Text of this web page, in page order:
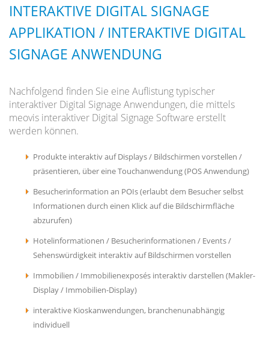
INTERAKTIVE DIGITAL SIGNAGE
APPLIKATION / INTERAKTIVE DIGITAL
SIGNAGE ANWENDUNG
Nachfolgend finden Sie eine Auflistung typischer
interaktiver Digital Signage Anwendungen, die mittels
meovis interaktiver Digital Signage Software erstellt
werden können.
Produkte interaktiv auf Displays / Bildschirmen vorstellen /
präsentieren, über eine Touchanwendung (POS Anwendung)
Besucherinformation an POIs (erlaubt dem Besucher selbst
Informationen durch einen Klick auf die Bildschirmfläche
abzurufen)
Hotelinformationen / Besucherinformationen / Events /
Sehenswürdigkeit interaktiv auf Bildschirmen vorstellen
Immobilien / Immobilienexposés interaktiv darstellen (Makler-
Display / Immobilien-Display)
interaktive Kioskanwendungen, branchenunabhängig
individuell